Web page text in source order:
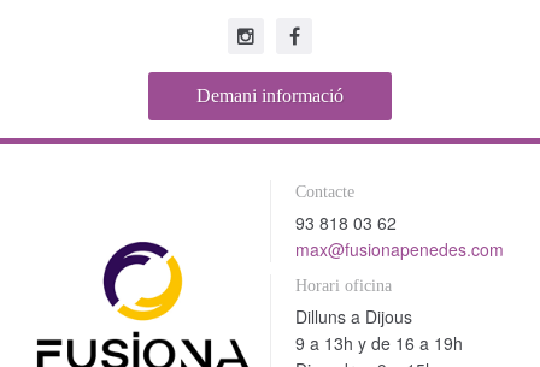
Demani informació
Contacte
93 818 03 62
max@fusionapenedes.com
Horari oficina
Dilluns a Dijous
9 a 13h y de 16 a 19h